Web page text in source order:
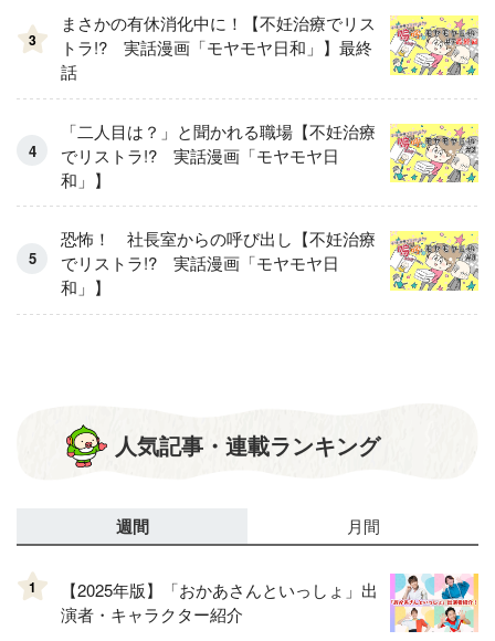
3
まさかの有休消化中に！【不妊治療でリス
トラ!? 実話漫画「モヤモヤ日和」】最終
話
「二人目は？」と聞かれる職場【不妊治療
でリストラ!? 実話漫画「モヤモヤ日
和」】
恐怖！ 社長室からの呼び出し【不妊治療
でリストラ!? 実話漫画「モヤモヤ日
和」】
人気記事・連載ランキング
週間 月間
1
【2025年版】「おかあさんといっしょ」出
演者・キャラクター紹介